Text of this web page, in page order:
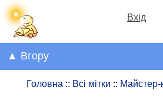
Вхід
▲ Вгору
Головна :: Всі мітки :: Майстер-